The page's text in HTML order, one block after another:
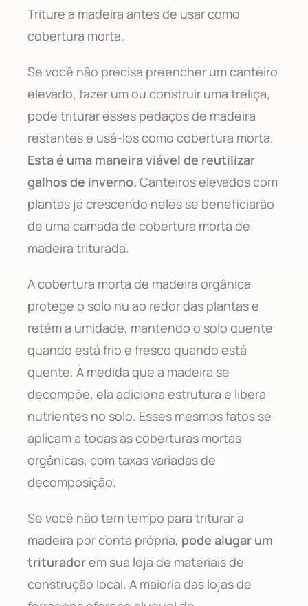
Triture a madeira antes de usar como
cobertura morta.
Se você não precisa preencher um canteiro
elevado, fazer um ou construir uma treliça,
pode triturar esses pedaços de madeira
restantes e usá-los como cobertura morta.
Esta é uma maneira viável de reutilizar
galhos de inverno. Canteiros elevados com
plantas já crescendo neles se beneficiarão
de uma camada de cobertura morta de
madeira triturada.
A cobertura morta de madeira orgânica
protege o solo nu ao redor das plantas e
retém a umidade, mantendo o solo quente
quando está frio e fresco quando está
quente. À medida que a madeira se
decompõe, ela adiciona estrutura e libera
nutrientes no solo. Esses mesmos fatos se
aplicam a todas as coberturas mortas
orgânicas, com taxas variadas de
decomposição.
Se você não tem tempo para triturar a
madeira por conta própria, pode alugar um
trituradorem sua loja de materiais de
construção local. A maioria das lojas de